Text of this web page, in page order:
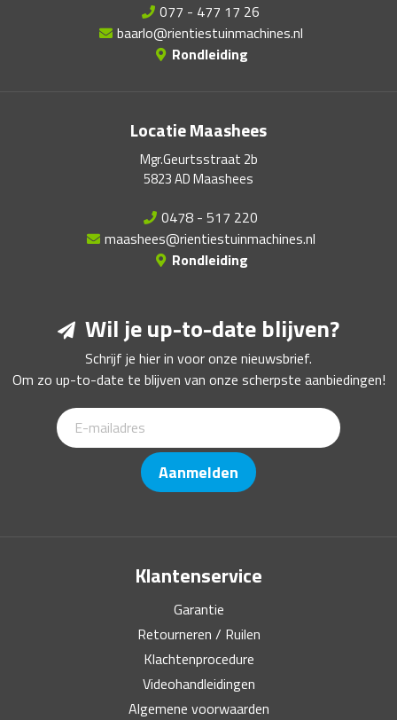
077 - 477 17 26
baarlo@rientiestuinmachines.nl
Rondleiding
Locatie Maashees
Mgr.Geurtsstraat 2b
5823 AD Maashees
0478 - 517 220
maashees@rientiestuinmachines.nl
Rondleiding
Wil je up-to-date blijven?
Schrijf je hier in voor onze nieuwsbrief.
Om zo up-to-date te blijven van onze scherpste aanbiedingen!
Aanmelden
Klantenservice
Garantie
Retourneren / Ruilen
Klachtenprocedure
Videohandleidingen
Algemene voorwaarden